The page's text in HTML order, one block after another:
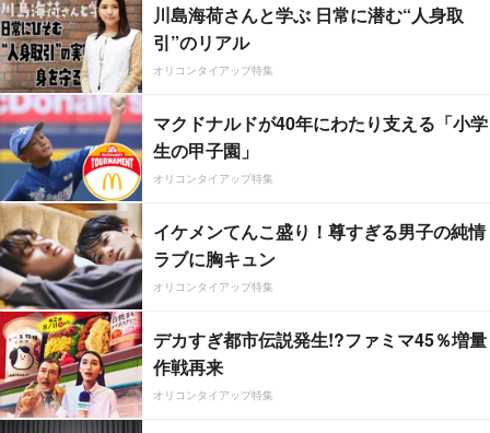
川島海荷さんと学ぶ 日常に潜む“人身取
引”のリアル
オリコンタイアップ特集
マクドナルドが40年にわたり支える「小学
生の甲子園」
オリコンタイアップ特集
イケメンてんこ盛り！尊すぎる男子の純情
ラブに胸キュン
オリコンタイアップ特集
デカすぎ都市伝説発生!?ファミマ45％増量
作戦再来
オリコンタイアップ特集